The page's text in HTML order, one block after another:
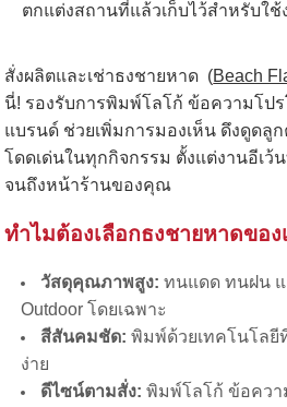
ตกแต่งสถานที่แล้วเก็บไว้สำหรับใ
สั่งผลิตและเช่าธงชายหาด (Beach
นี่! รองรับการพิมพ์โลโก้ ข้อความโป
แบรนด์ ช่วยเพิ่มการมองเห็น ดึงดูด
โดดเด่นในทุกกิจกรรม ตั้งแต่งานอีเว้
จนถึงหน้าร้านของคุณ
ทำไมต้องเลือกธงชายหาดของ
วัสดุคุณภาพสูง: ทนแดด ทนฝน แ
Outdoor โดยเฉพาะ
สีสันคมชัด: พิมพ์ด้วยเทคโนโลยี
ง่าย
ดีไซน์ตามสั่ง: พิมพ์โลโก้ ข้อควา